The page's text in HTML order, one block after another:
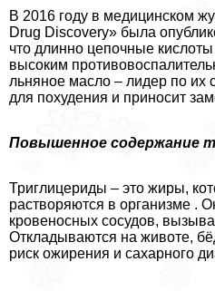
В 2016 году в медицинском
Drug Discovery» была
что длинно цепочные
высоким
льняное масло – лидер по их
для похудения и приносит
Повышенное содержание
Триглицериды – это жиры,
растворяются в организме .
кровеносных сосудов,
Откладываются на животе,
риск ожирения и сахарного